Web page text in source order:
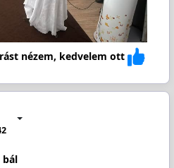
nézem, kedvelem ott
bál